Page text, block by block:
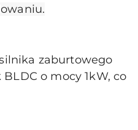
zaburtowego
o mocy 1kW, co